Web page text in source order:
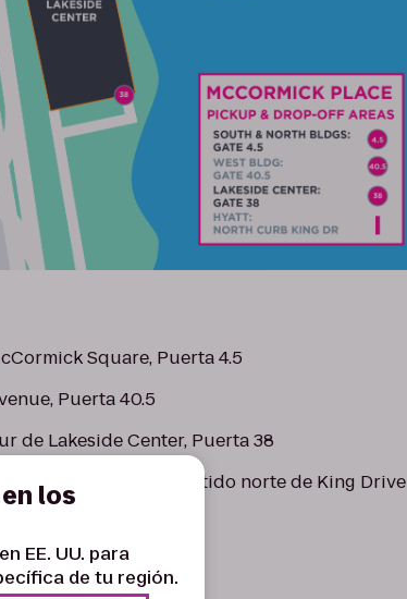
Square, Puerta 4.5
Puerta 40.5
de Lakeside Center, Puerta 38
La acera en sentido norte de King Drive
los
EE. UU. para
de tu región.